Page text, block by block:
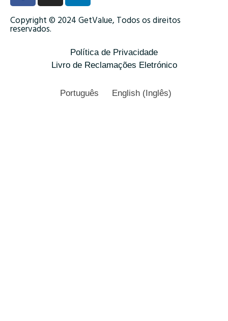
Copyright © 2024 GetValue, Todos os direitos
reservados.
Política de Privacidade
Livro de Reclamações Eletrónico
Português English (Inglês)